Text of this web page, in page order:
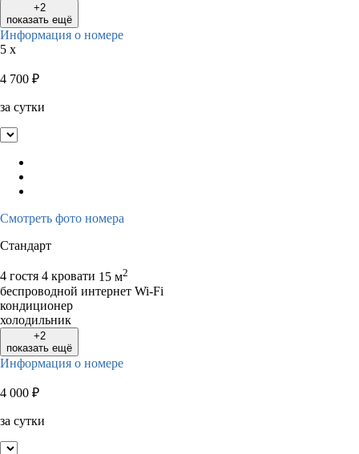
+2
показать ещё
Информация о номере
5 x
4 700 ₽
за сутки
Смотреть фото номера
Стандарт
4 гостя 4 кровати 15 м2
беспроводной интернет Wi-Fi
кондиционер
холодильник
+2
показать ещё
Информация о номере
4 000 ₽
за сутки